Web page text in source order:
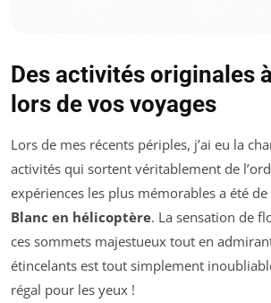
Des activités originales
lors de vos voyages
Lors de mes récents périples, j’ai eu la
activités qui sortent véritablement de
expériences les plus mémorables a été de
Blanc en hélicoptère. La sensation de
ces sommets majestueux tout en
étincelants est tout simplement
régal pour les yeux !